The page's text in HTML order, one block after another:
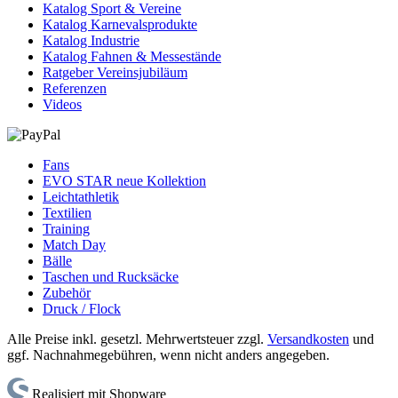
Katalog Sport & Vereine
Katalog Karnevalsprodukte
Katalog Industrie
Katalog Fahnen & Messestände
Ratgeber Vereinsjubiläum
Referenzen
Videos
Fans
EVO STAR neue Kollektion
Leichtathletik
Textilien
Training
Match Day
Bälle
Taschen und Rucksäcke
Zubehör
Druck / Flock
Alle Preise inkl. gesetzl. Mehrwertsteuer zzgl. Versandkosten und
ggf. Nachnahmegebühren, wenn nicht anders angegeben.
Realisiert mit Shopware